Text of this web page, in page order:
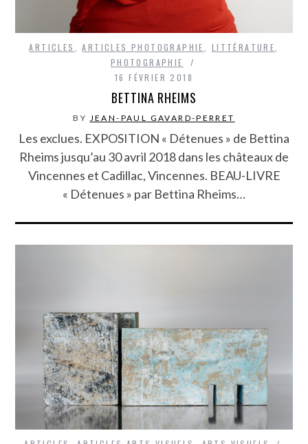
ARTICLES ,ARTICLES PHOTOGRAPHIE LITTÉRATURE
PHOTOGRAPHIE
16 FÉVRIER 2018
BETTINA RHEIMS
BY JEAN-PAUL GAVARD-PERRET
Les exclues. EXPOSITION « Détenues » de Bettina
Rheims jusqu’au 30 avril 2018 dans les châteaux de
Vincennes et Cadillac, Vincennes. BEAU-LIVRE
« Détenues » par Bettina Rheims…